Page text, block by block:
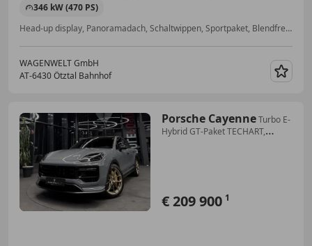
346 kW (470 PS)
Head-up display, Panoramadach, Schaltwippen, Sportpaket, Blendfreies Fernlicht, Einparkhilfe Sensoren hinten, Beheizbares Lenkrad, Soundsystem
WAGENWELT GmbH
AT-6430 Ötztal Bahnhof
Porsche CayenneTurbo E-
Hybrid GT-Paket TECHART,
€ 209 900 1